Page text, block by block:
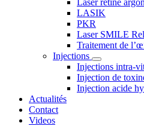
Laser rétine
LASIK
PKR
Laser SMILE
Traitement de
Injections
Injections intra-
Injection de
Injection acide
Actualités
Contact
Videos